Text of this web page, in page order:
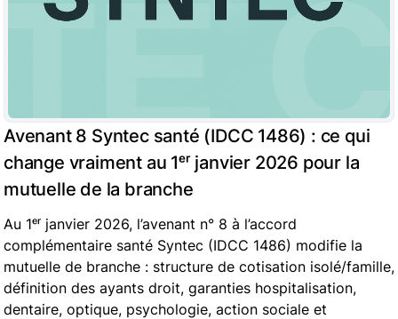
Avenant 8 Syntec santé (IDCC 1486) : ce qui
change vraiment au 1ᵉʳ janvier 2026 pour la
mutuelle de la branche
Au 1ᵉʳ janvier 2026, l’avenant n° 8 à l’accord
complémentaire santé Syntec (IDCC 1486) modifie la
mutuelle de branche : structure de cotisation isolé/famille,
définition des ayants droit, garanties hospitalisation,
dentaire, optique, psychologie, action sociale et